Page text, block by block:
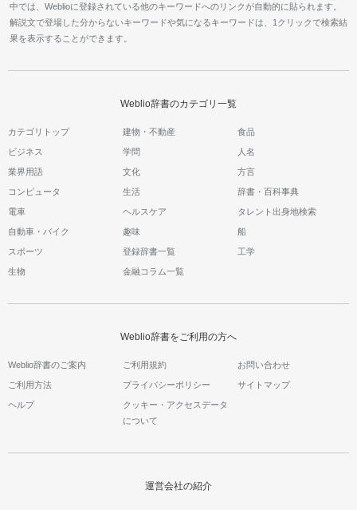
中では、Weblioに登録されている他のキーワードへのリンクが自動的に貼られます。
解説文で登場した分からないキーワードや気になるキーワードは、1クリックで検索結
果を表示することができます。
Weblio辞書のカテゴリ一覧
カテゴリトップ 建物・不動産 食品
ビジネス 学問 人名
業界用語 文化 方言
コンピュータ 生活 辞書・百科事典
電車 ヘルスケア タレント出身地検索
自動車・バイク 趣味 船
スポーツ 登録辞書一覧 工学
生物 金融コラム一覧
Weblio辞書をご利用の方へ
Weblio辞書のご案内 ご利用規約 お問い合わせ
ご利用方法 プライバシーポリシー サイトマップ
ヘルプ
クッキー・アクセスデータ
について
運営会社の紹介